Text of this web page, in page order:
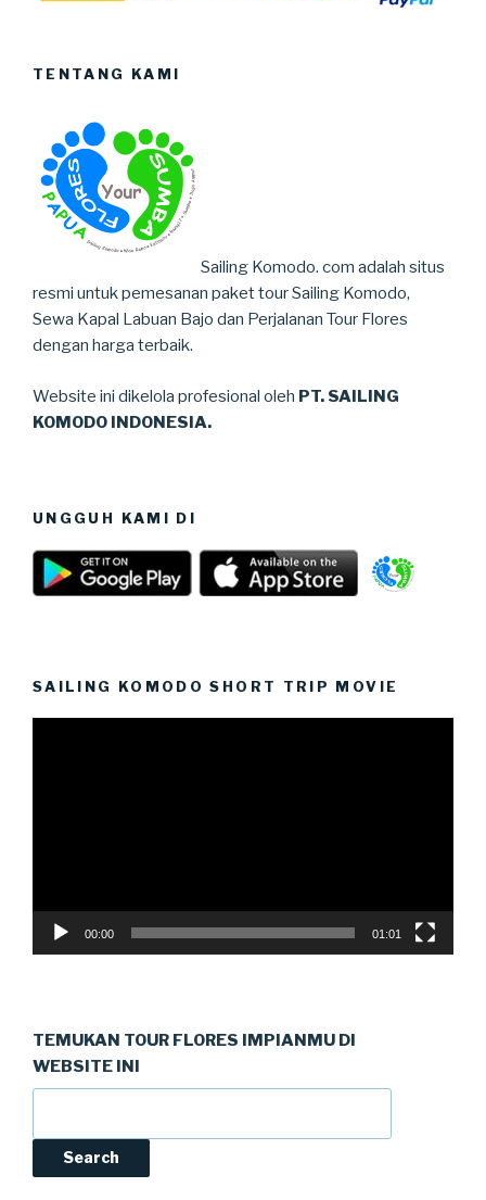
TENTANG KAMI
Sailing Komodo. com adalah situs
resmi untuk pemesanan paket tour Sailing Komodo,
Sewa Kapal Labuan Bajo dan Perjalanan Tour Flores
dengan harga terbaik.
Website ini dikelola profesional oleh PT. SAILING
KOMODO INDONESIA.
UNGGUH KAMI DI
SAILING KOMODO SHORT TRIP MOVIE
00:00 01:01
TEMUKAN TOUR FLORES IMPIANMU DI
WEBSITE INI
Search